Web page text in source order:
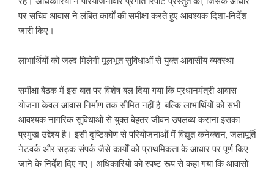
पर सचिव आवास ने लंबित कार्यों की समीक्षा करते हुए आवश्यक दिशा-निर्देश
जारी किए।
लाभार्थियों को जल्द मिलेगी मूलभूत सुविधाओं से युक्त आवासीय व्यवस्था
समीक्षा बैठक में इस बात पर विशेष बल दिया गया कि प्रधानमंत्री आवास
योजना केवल आवास निर्माण तक सीमित नहीं है, बल्कि लाभार्थियों को सभी
आवश्यक नागरिक सुविधाओं से युक्त बेहतर जीवन उपलब्ध कराना इसका
प्रमुख उद्देश्य है। इसी दृष्टिकोण से परियोजनाओं में विद्युत कनेक्शन, जलापूर्ति
नेटवर्क और सड़क संपर्क जैसे कार्यों को प्राथमिकता के आधार पर पूर्ण किए
जाने के निर्देश दिए गए। अधिकारियों को स्पष्ट रूप से कहा गया कि आवासों